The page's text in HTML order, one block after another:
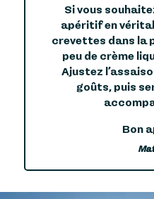
Si vous
apéritif en
crevettes dans la
peu de crème
Ajustez
goûts, puis
Bon